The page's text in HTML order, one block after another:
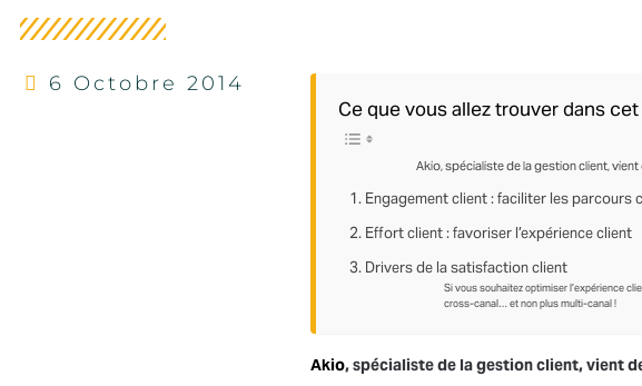
6 Octobre 2014
Ce que vous allez trouver dans
Akio, spécialiste de la gestion client,
1. Engagement client : faciliter les parcours
2. Effort client : favoriser l’expérience client
3. Drivers de la satisfaction client
Si vous souhaitez optimiser l’expérience
cross-canal… et non plus multi-canal !
Akio, spécialiste de la gestion client, vient